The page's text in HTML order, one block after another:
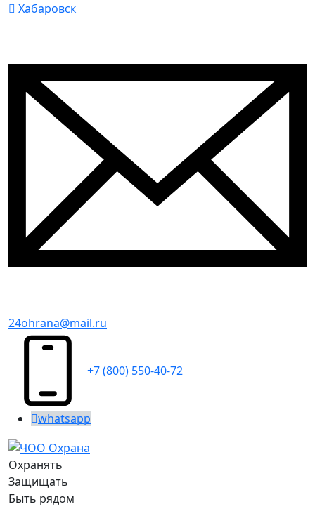
Хабаровск
24ohrana@mail.ru
+7 (800) 550-40-72
whatsapp
Охранять
Защищать
Быть рядом